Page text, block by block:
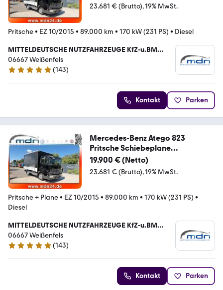
23.681 € (Brutto) 19% MwSt.
Pritsche• EZ 10/2015 • 89.000 km • 170 kW (231 PS) • Diesel
MITTELDEUTSCHE NUTZFAHRZEUGE KfZ-u.BM
Handel Frank Freiberg
06667 Weißenfels
4.8 Sterne
(143)
Kontakt Parken
Mercedes-Benz Atego 823
Pritsche Schiebeplane
+Edschaverdeck
19.900 € (Netto)
23.681 € (Brutto) 19% MwSt.
Pritsche + Plane• EZ 10/2015 • 89.000 km • 170 kW (231 PS) •
Diesel
MITTELDEUTSCHE NUTZFAHRZEUGE KfZ-u.BM
Handel Frank Freiberg
06667 Weißenfels
4.8 Sterne
(143)
Kontakt Parken